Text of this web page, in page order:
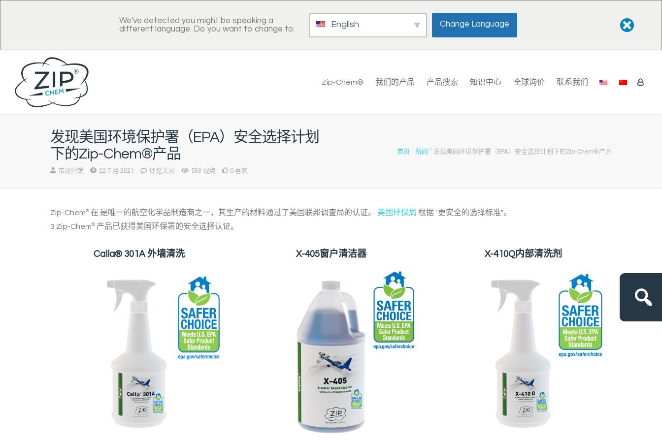
We've detected you might be speaking a
different language. Do you want to change to:
English Change Language
Zip-Chem® 我们的产品 产品搜索 知识中心 全球询价 联系我们
首页 " 新闻 " 发现美国环境保护署（EPA）安全选择计划下的Zip-Chem®产品
发现美国环境保护署（EPA）安全选择计划
下的Zip-Chem®产品
市场营销 22 7 月 2021 评论关闭 533 观点 0 喜欢
Zip-Chem® 在 是唯一的航空化学品制造商之一，其生产的材料通过了美国联邦调查局的认证。 美国环保局 根据 "更安全的选择标准"。
3 Zip-Chem® 产品已获得美国环保署的安全选择认证。
Calla® 301A 外墙清洗 X-405窗户清洁器 X-410Q内部清洗剂